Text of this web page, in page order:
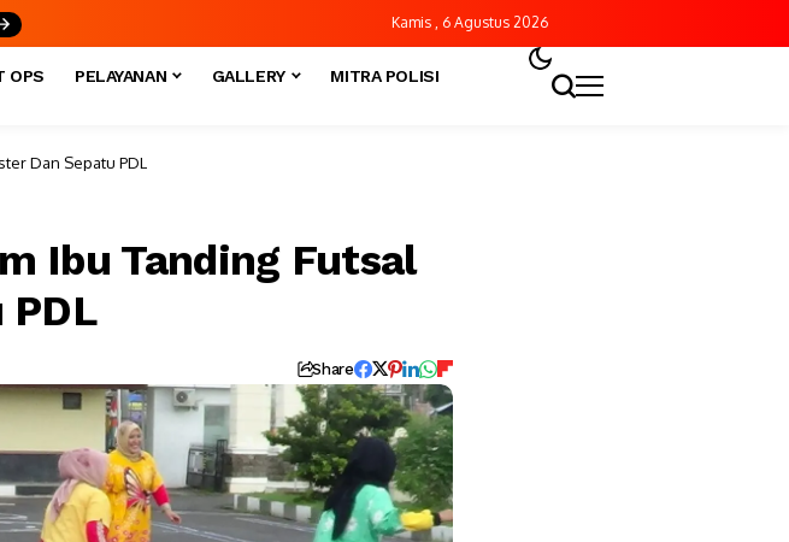
Kamis , 6 Agustus 2026
OPS PELAYANAN GALLERY MITRA POLISI
Dan Sepatu PDL
Ibu Tanding Futsal
PDL
Share